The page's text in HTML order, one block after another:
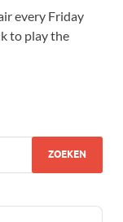
every Friday
to play the